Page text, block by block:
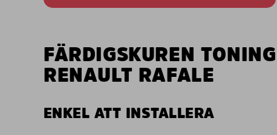
FÄRDIGSKUREN
RENAULT RAFALE
ENKEL ATT INSTALLERA